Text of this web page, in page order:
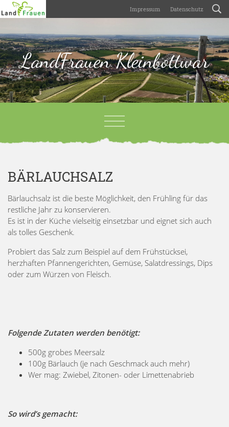
Impressum Datenschutz
LandFrauen Kleinbottwar
BÄRLAUCHSALZ
Bärlauchsalz ist die beste Möglichkeit, den Frühling für das
restliche Jahr zu konservieren.
Es ist in der Küche vielseitig einsetzbar und eignet sich auch
als tolles Geschenk.
Probiert das Salz zum Beispiel auf dem Frühstücksei,
herzhaften Pfannengerichten, Gemüse, Salatdressings, Dips
oder zum Würzen von Fleisch.
Folgende Zutaten werden benötigt:
500g grobes Meersalz
100g Bärlauch (je nach Geschmack auch mehr)
Wer mag: Zwiebel, Zitonen- oder Limettenabrieb
So wird’s gemacht: